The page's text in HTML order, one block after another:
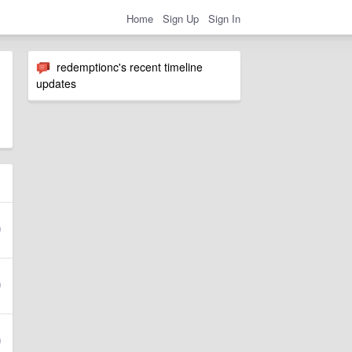
Home Sign Up Sign In
redemptionc's recent timeline
updates